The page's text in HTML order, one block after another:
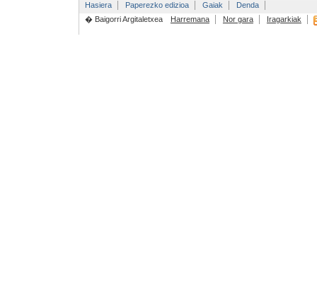
Hasiera Paperezko edizioa Gaiak
Denda
� Baigorri Argitaletxea
Harremana Nor gara Iragarkiak